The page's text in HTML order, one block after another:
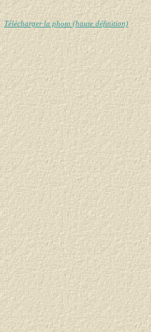
Télécharger la photo (haute définition)